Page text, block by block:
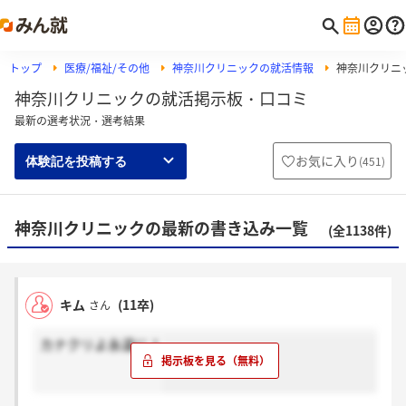
トップ 医療/福祉/その他 神奈川クリニックの就活情報 神奈川クリニ
神奈川クリニックの就活掲示板・口コミ
最新の選考状況・選考結果
体験記を投稿する お気に入り (451)
神奈川クリニックの最新の書き込み一覧 (全1138件)
キム さん (11卒)
カナクリよ永遠に！